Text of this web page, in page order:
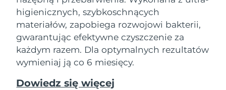
higienicznych, szybkoschnących
materiałów, zapobiega rozwojowi bakterii,
gwarantując efektywne czyszczenie za
każdym razem. Dla optymalnych rezultatów
wymieniaj ją co 6 miesięcy.
Dowiedz się więcej